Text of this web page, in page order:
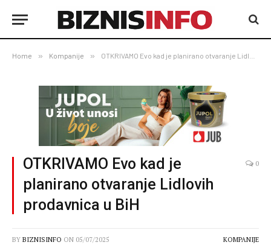
Home » Kompanije » OTKRIVAMO Evo kad je planirano otvaranje Lidlovih prodavnica u BiH
OTKRIVAMO Evo kad je
planirano otvaranje Lidlovih
prodavnica u BiH
0
BY BIZNISINFO ON 05/07/2025 KOMPANIJE